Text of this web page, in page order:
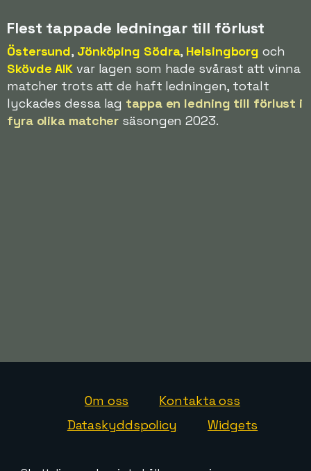
Flest tappade ledningar till förlust
Östersund, Jönköping Södra, Helsingborg och
Skövde AIK var lagen som hade svårast att vinna
matcher trots att de haft ledningen, totalt
lyckades dessa lag tappa en ledning till förlust i
fyra olika matcher säsongen 2023.
Om oss
Kontakta oss
Dataskyddspolicy
Widgets